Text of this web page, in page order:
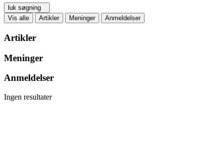
luk søgning
Vis alle
Artikler Meninger Anmeldelser
Artikler
Meninger
Anmeldelser
Ingen resultater